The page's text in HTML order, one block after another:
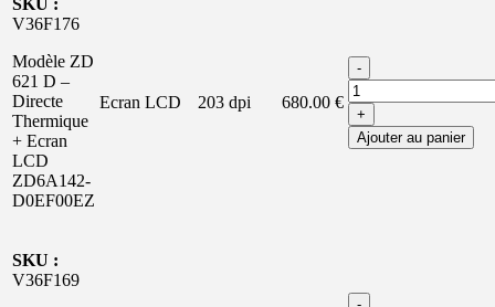
V36F176
Modèle ZD
621 D –
Directe
Thermique
+ Ecran
LCD
ZD6A142-
D0EF00EZ
Ecran LCD 203 dpi 680.00 €
-
+
Ajouter au panier
SKU :
V36F169